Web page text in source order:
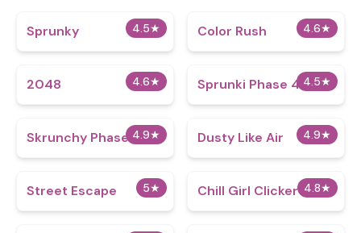
4.5★
Sprunky 4.6★
Color Rush
4.6★
2048 4.5★
Sprunki Phase 4
4.9★
Skrunchy Phase 3 4.9★
Dusty Like Air
5★
Street Escape 4.8★
Chill Girl Clicker